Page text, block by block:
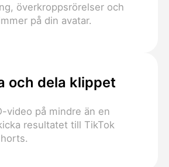
överkroppsrörelser och
på din avatar.
och dela klippet
video på mindre än en
resultatet till TikTok